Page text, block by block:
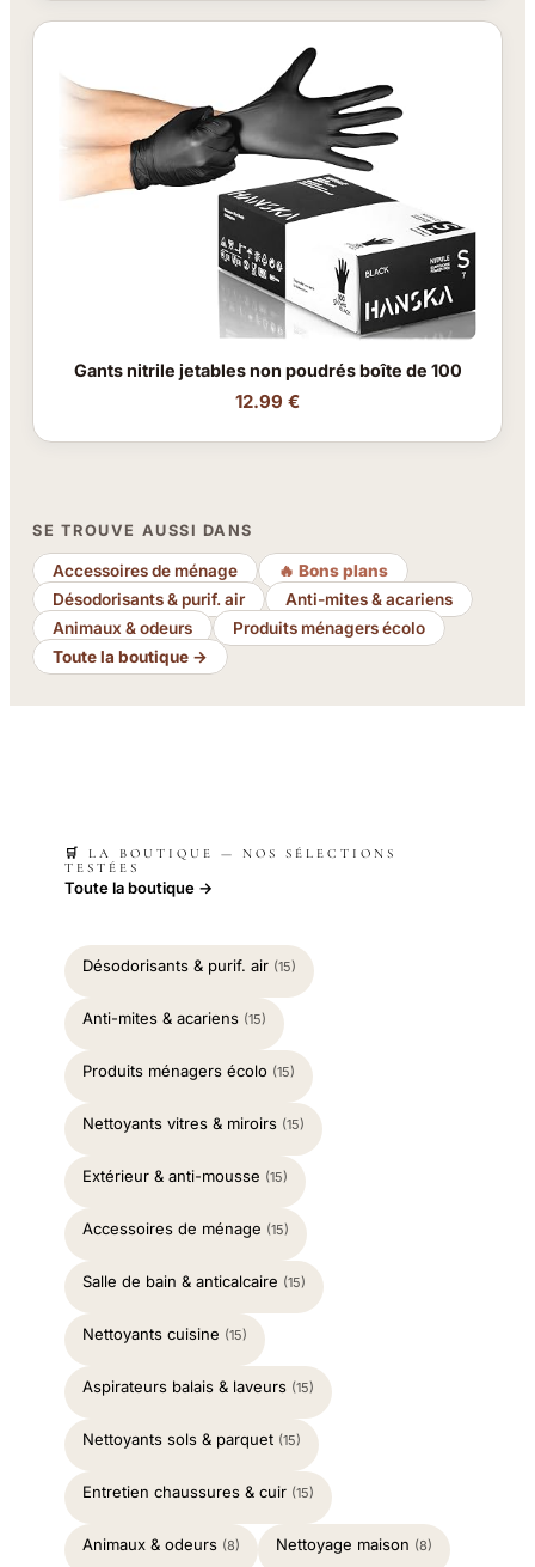
Gants nitrile jetables non poudrés boîte de 100
12.99 €
SE TROUVE AUSSI DANS
Accessoires de ménage
🔥 Bons plans
Désodorisants & purif. air
Anti-mites & acariens
Animaux & odeurs
Produits ménagers écolo
Toute la boutique →
🛒 LA BOUTIQUE — NOS SÉLECTIONS
TESTÉES
Toute la boutique →
Désodorisants & purif. air (15)
Anti-mites & acariens (15)
Produits ménagers écolo (15)
Nettoyants vitres & miroirs (15)
Extérieur & anti-mousse (15)
Accessoires de ménage (15)
Salle de bain & anticalcaire (15)
Nettoyants cuisine (15)
Aspirateurs balais & laveurs (15)
Nettoyants sols & parquet (15)
Entretien chaussures & cuir (15)
Animaux & odeurs (8) Nettoyage maison (8)